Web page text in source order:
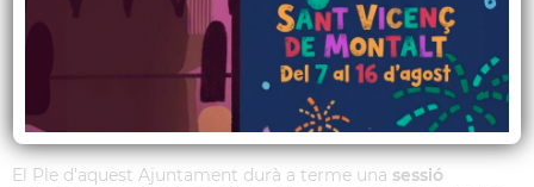
Municipal ordinari del
28 d'octubre de 2021
El Ple d'aquest Ajuntament durà a terme una sessió